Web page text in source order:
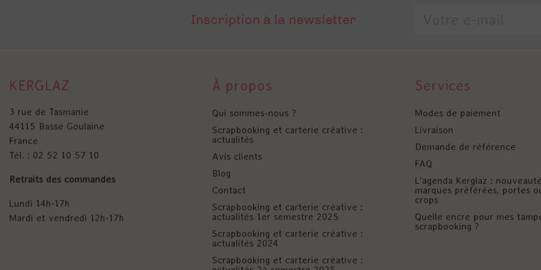
Inscription à la newsletter
KERGLAZ
3 rue de Tasmanie
44115 Basse Goulaine
France
Tél. : 02 52 10 57 10
Retraits des commandes
Lundi 14h-17h
Mardi et vendredi 12h-17h
À propos
Qui sommes-nous ?
Scrapbooking et carterie créative :
actualités
Avis clients
Blog
Contact
Scrapbooking et carterie créative :
actualités 1er semestre 2025
Scrapbooking et carterie créative :
actualités 2024
Scrapbooking et carterie créative :
Services
Modes de paiement
Livraison
Demande de référence
FAQ
L'agenda Kerglaz :
marques préférées, portes
crops
Quelle encre pour mes
scrapbooking ?